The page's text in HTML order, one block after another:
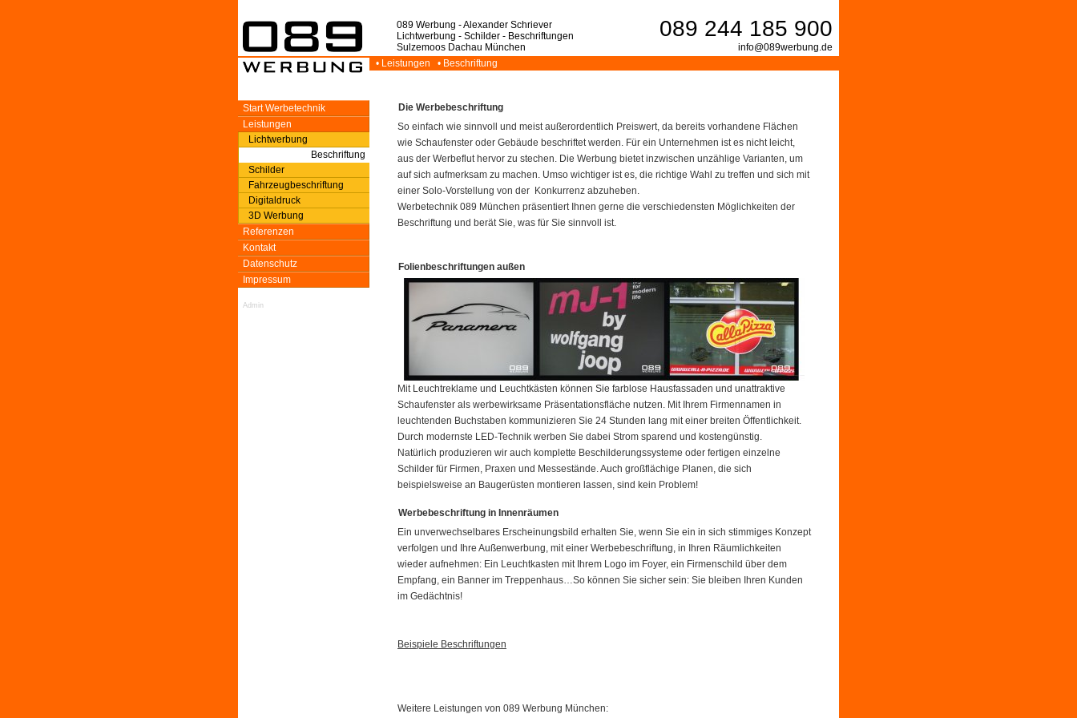
• Leistungen • Beschriftung
Start Werbetechnik
Leistungen
Lichtwerbung
Beschriftung
Schilder
Fahrzeugbeschriftung
Digitaldruck
3D Werbung
Referenzen
Kontakt
Datenschutz
Impressum
Admin
089 Werbung - Alexander Schriever
Lichtwerbung - Schilder - Beschriftungen
Sulzemoos Dachau München
089 244 185 900
info@089werbung.de
Die Werbebeschriftung
So einfach wie sinnvoll und meist außerordentlich Preiswert, da bereits vorhandene Flächen
wie Schaufenster oder Gebäude beschriftet werden. Für ein Unternehmen ist es nicht leicht,
aus der Werbeflut hervor zu stechen. Die Werbung bietet inzwischen unzählige Varianten, um
auf sich aufmerksam zu machen. Umso wichtiger ist es, die richtige Wahl zu treffen und sich mit
einer Solo-Vorstellung von der Konkurrenz abzuheben.
Werbetechnik 089 München präsentiert Ihnen gerne die verschiedensten Möglichkeiten der
Beschriftung und berät Sie, was für Sie sinnvoll ist.
Folienbeschriftungen außen
Mit Leuchtreklame und Leuchtkästen können Sie farblose Hausfassaden und unattraktive
Schaufenster als werbewirksame Präsentationsfläche nutzen. Mit Ihrem Firmennamen in
leuchtenden Buchstaben kommunizieren Sie 24 Stunden lang mit einer breiten Öffentlichkeit.
Durch modernste LED-Technik werben Sie dabei Strom sparend und kostengünstig.
Natürlich produzieren wir auch komplette Beschilderungssysteme oder fertigen einzelne
Schilder für Firmen, Praxen und Messestände. Auch großflächige Planen, die sich
beispielsweise an Baugerüsten montieren lassen, sind kein Problem!
Werbebeschriftung in Innenräumen
Ein unverwechselbares Erscheinungsbild erhalten Sie, wenn Sie ein in sich stimmiges Konzept
verfolgen und Ihre Außenwerbung, mit einer Werbebeschriftung, in Ihren Räumlichkeiten
wieder aufnehmen: Ein Leuchtkasten mit Ihrem Logo im Foyer, ein Firmenschild über dem
Empfang, ein Banner im Treppenhaus…So können Sie sicher sein: Sie bleiben Ihren Kunden
im Gedächtnis!
Beispiele Beschriftungen
Weitere Leistungen von 089 Werbung München: